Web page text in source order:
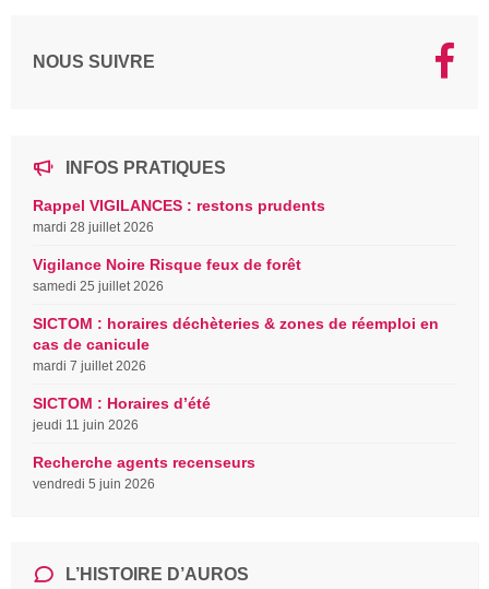
NOUS SUIVRE
INFOS PRATIQUES
Rappel VIGILANCES : restons prudents
mardi 28 juillet 2026
Vigilance Noire Risque feux de forêt
samedi 25 juillet 2026
SICTOM : horaires déchèteries & zones de réemploi en
cas de canicule
mardi 7 juillet 2026
SICTOM : Horaires d’été
jeudi 11 juin 2026
Recherche agents recenseurs
vendredi 5 juin 2026
L’HISTOIRE D’AUROS